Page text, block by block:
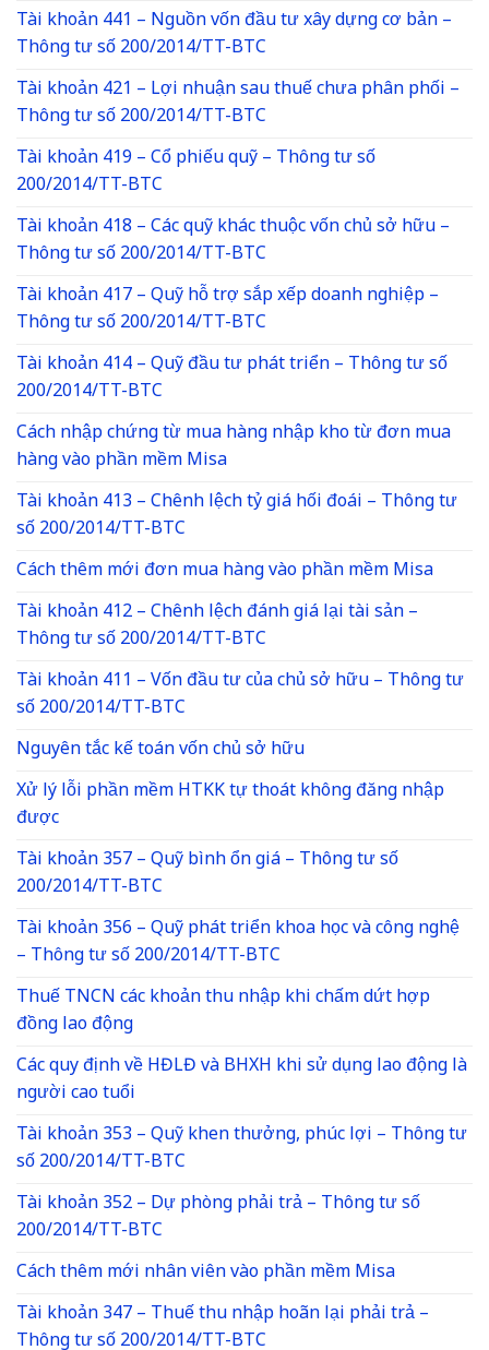
Tài khoản 441 – Nguồn vốn đầu tư xây dựng cơ bản –
Thông tư số 200/2014/TT-BTC
Tài khoản 421 – Lợi nhuận sau thuế chưa phân phối –
Thông tư số 200/2014/TT-BTC
Tài khoản 419 – Cổ phiếu quỹ – Thông tư số
200/2014/TT-BTC
Tài khoản 418 – Các quỹ khác thuộc vốn chủ sở hữu –
Thông tư số 200/2014/TT-BTC
Tài khoản 417 – Quỹ hỗ trợ sắp xếp doanh nghiệp –
Thông tư số 200/2014/TT-BTC
Tài khoản 414 – Quỹ đầu tư phát triển – Thông tư số
200/2014/TT-BTC
Cách nhập chứng từ mua hàng nhập kho từ đơn mua
hàng vào phần mềm Misa
Tài khoản 413 – Chênh lệch tỷ giá hối đoái – Thông tư
số 200/2014/TT-BTC
Cách thêm mới đơn mua hàng vào phần mềm Misa
Tài khoản 412 – Chênh lệch đánh giá lại tài sản –
Thông tư số 200/2014/TT-BTC
Tài khoản 411 – Vốn đầu tư của chủ sở hữu – Thông tư
số 200/2014/TT-BTC
Nguyên tắc kế toán vốn chủ sở hữu
Xử lý lỗi phần mềm HTKK tự thoát không đăng nhập
được
Tài khoản 357 – Quỹ bình ổn giá – Thông tư số
200/2014/TT-BTC
Tài khoản 356 – Quỹ phát triển khoa học và công nghệ
– Thông tư số 200/2014/TT-BTC
Thuế TNCN các khoản thu nhập khi chấm dứt hợp
đồng lao động
Các quy định về HĐLĐ và BHXH khi sử dụng lao động là
người cao tuổi
Tài khoản 353 – Quỹ khen thưởng, phúc lợi – Thông tư
số 200/2014/TT-BTC
Tài khoản 352 – Dự phòng phải trả – Thông tư số
200/2014/TT-BTC
Cách thêm mới nhân viên vào phần mềm Misa
Tài khoản 347 – Thuế thu nhập hoãn lại phải trả –
Thông tư số 200/2014/TT-BTC